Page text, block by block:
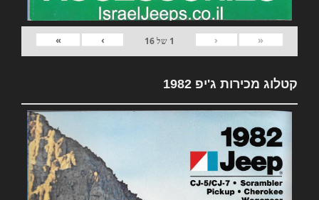
«
‹
1 של16
›
»
קטלוג מכירות ג'יפ 1982